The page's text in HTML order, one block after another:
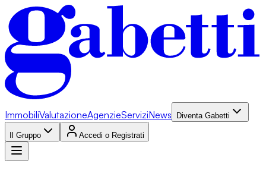
ImmobiliValutazioneAgenzieServiziNews Diventa Gabetti
Il Gruppo Accedi o Registrati